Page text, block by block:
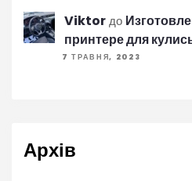
Viktorдо
принтере для
7 ТРАВНЯ, 2023
Архів